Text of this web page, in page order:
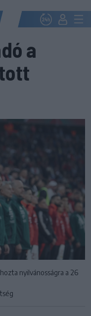
a
nyilvánosságra a 26